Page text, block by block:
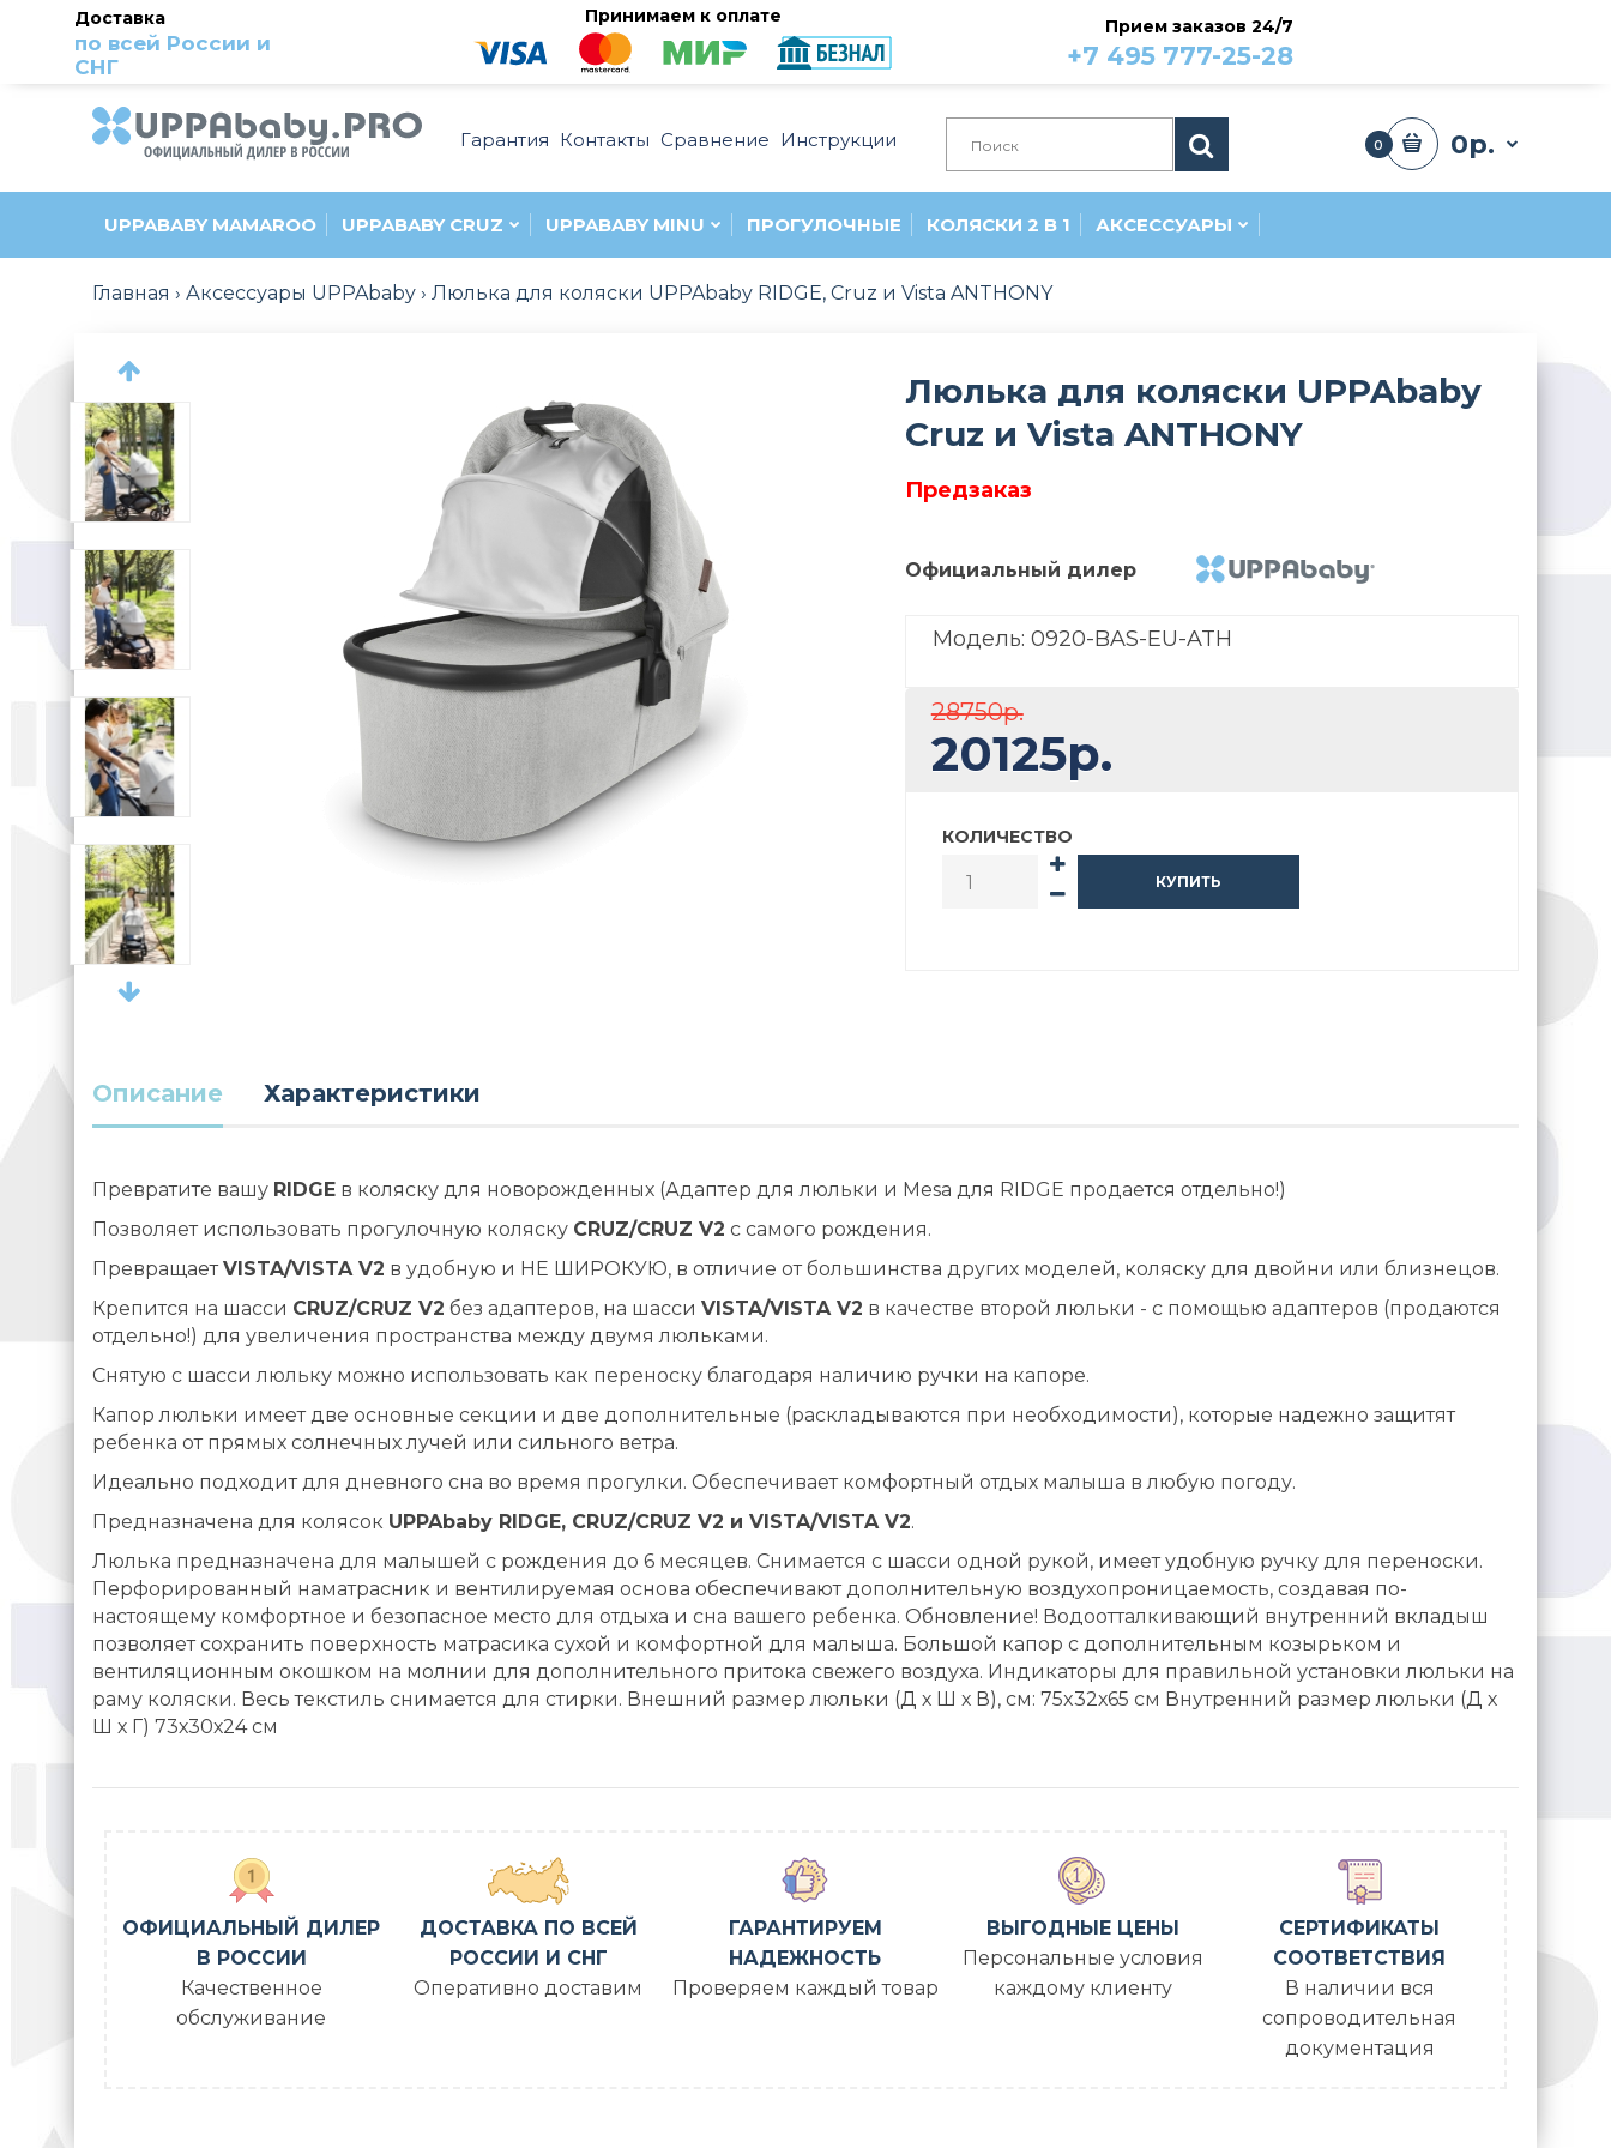
Доставка
по всей России и
СНГ
Принимаем к оплате Прием заказов 24/7
+7 495 777-25-28
Гарантия Контакты Сравнение Инструкции 0 0р.
UPPABABY MAMAROO UPPABABY CRUZ UPPABABY MINU ПРОГУЛОЧНЫЕ КОЛЯСКИ 2 В 1 АКСЕССУАРЫ
Главная Аксессуары UPPAbaby Люлька для коляски UPPAbaby RIDGE, Cruz и Vista ANTHONY
Люлька для коляски UPPAbaby
Cruz и Vista ANTHONY
Предзаказ
Официальный дилер
Модель: 0920-BAS-EU-ATH
28750р.
20125р.
КОЛИЧЕСТВО
Описание Характеристики
Превратите вашу RIDGE в коляску для новорожденных (Адаптер для люльки и Mesa для RIDGE продается отдельно!)
Позволяет использовать прогулочную коляску CRUZ/CRUZ V2 с самого рождения.
ПревращаетVISTA/VISTA V2 в удобную и НЕ ШИРОКУЮ, в отличие от большинства других моделей, коляску для двойни или близнецов.
Крепится на шасси CRUZ/CRUZ V2 без адаптеров, на шасси VISTA/VISTA V2 в качестве второй люльки - с помощью адаптеров (продаются
отдельно!) для увеличения пространства между двумя люльками.
Снятую с шасси люльку можно использовать как переноску благодаря наличию ручки на капоре.
Капор люльки имеет две основные секции и две дополнительные (раскладываются при необходимости), которые надежно защитят
ребенка от прямых солнечных лучей или сильного ветра.
Идеально подходит для дневного сна во время прогулки. Обеспечивает комфортный отдых малыша в любую погоду.
Предназначена для колясок UPPAbaby RIDGE, CRUZ/CRUZ V2 и VISTA/VISTA V2.
Люлька предназначена для малышей с рождения до 6 месяцев. Снимается с шасси одной рукой, имеет удобную ручку для переноски.
Перфорированный наматрасник и вентилируемая основа обеспечивают дополнительную воздухопроницаемость, создавая по-
настоящему комфортное и безопасное место для отдыха и сна вашего ребенка. Обновление! Водоотталкивающий внутренний вкладыш
позволяет сохранить поверхность матрасика сухой и комфортной для малыша. Большой капор с дополнительным козырьком и
вентиляционным окошком на молнии для дополнительного притока свежего воздуха. Индикаторы для правильной установки люльки на
раму коляски. Весь текстиль снимается для стирки. Внешний размер люльки (Д х Ш х В), см: 75x32х65 см Внутренний размер люльки (Д х
Ш х Г) 73х30х24 см
ОФИЦИАЛЬНЫЙ ДИЛЕР
В РОССИИ
Качественное
обслуживание
ДОСТАВКА ПО ВСЕЙ
РОССИИ И СНГ
Оперативно доставим
ГАРАНТИРУЕМ
НАДЕЖНОСТЬ
Проверяем каждый товар
ВЫГОДНЫЕ ЦЕНЫ
Персональные условия
каждому клиенту
СЕРТИФИКАТЫ
СООТВЕТСТВИЯ
В наличии вся
сопроводительная
документация